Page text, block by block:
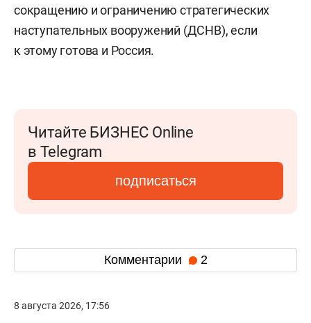
сокращению и ограничению стратегических
наступательных вооружений (ДСНВ), если
к этому готова и Россия.
Читайте БИЗНЕС Online
в Telegram
подписаться
Комментарии 2
8 августа 2026, 17:56